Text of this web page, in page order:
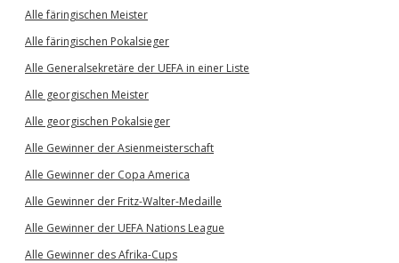
Alle färingischen Meister
Alle färingischen Pokalsieger
Alle Generalsekretäre der UEFA in einer Liste
Alle georgischen Meister
Alle georgischen Pokalsieger
Alle Gewinner der Asienmeisterschaft
Alle Gewinner der Copa America
Alle Gewinner der Fritz-Walter-Medaille
Alle Gewinner der UEFA Nations League
Alle Gewinner des Afrika-Cups